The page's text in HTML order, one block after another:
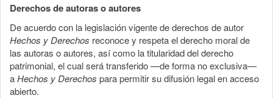
Derechos de autoras o autores
De acuerdo con la legislación vigente de derechos de autor
Hechos y Derechos reconoce y respeta el derecho moral de
las autoras o autores, así como la titularidad del derecho
patrimonial, el cual será transferido —de forma no exclusiva—
aHechos y Derechos para permitir su difusión legal en acceso
abierto.